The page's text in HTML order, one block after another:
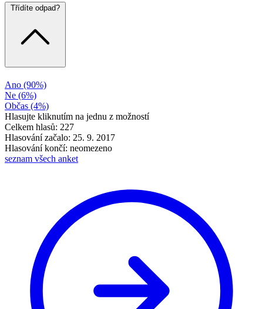
Třídíte odpad?
Ano (90%)
Ne (6%)
Občas (4%)
Hlasujte kliknutím na jednu z možností
Celkem hlasů: 227
Hlasování začalo: 25. 9. 2017
Hlasování končí: neomezeno
seznam všech anket